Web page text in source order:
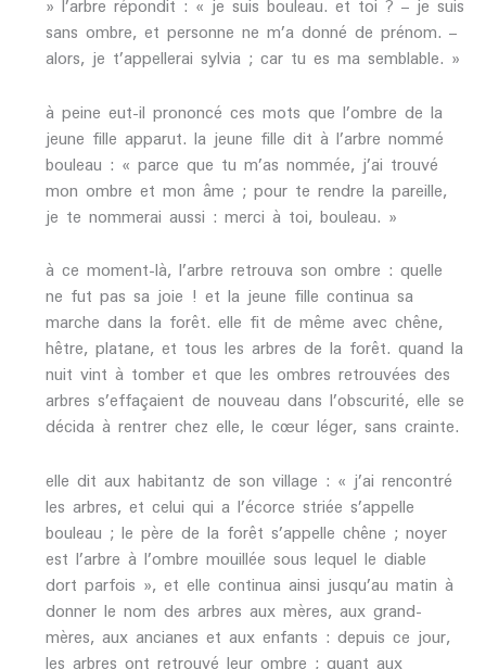
sans ombre, et personne ne m’a donné de prénom. –
alors, je t’appellerai sylvia ; car tu es ma semblable. »
à peine eut-il prononcé ces mots que l’ombre de la
jeune fille apparut. la jeune fille dit à l’arbre nommé
bouleau : « parce que tu m’as nommée, j’ai trouvé
mon ombre et mon âme ; pour te rendre la pareille,
je te nommerai aussi : merci à toi, bouleau. »
à ce moment-là, l’arbre retrouva son ombre : quelle
ne fut pas sa joie ! et la jeune fille continua sa
marche dans la forêt. elle fit de même avec chêne,
hêtre, platane, et tous les arbres de la forêt. quand la
nuit vint à tomber et que les ombres retrouvées des
arbres s’effaçaient de nouveau dans l’obscurité, elle se
décida à rentrer chez elle, le cœur léger, sans crainte.
elle dit aux habitantz de son village : « j’ai rencontré
les arbres, et celui qui a l’écorce striée s’appelle
bouleau ; le père de la forêt s’appelle chêne ; noyer
est l’arbre à l’ombre mouillée sous lequel le diable
dort parfois », et elle continua ainsi jusqu’au matin à
donner le nom des arbres aux mères, aux grand-
mères, aux ancianes et aux enfants : depuis ce jour,